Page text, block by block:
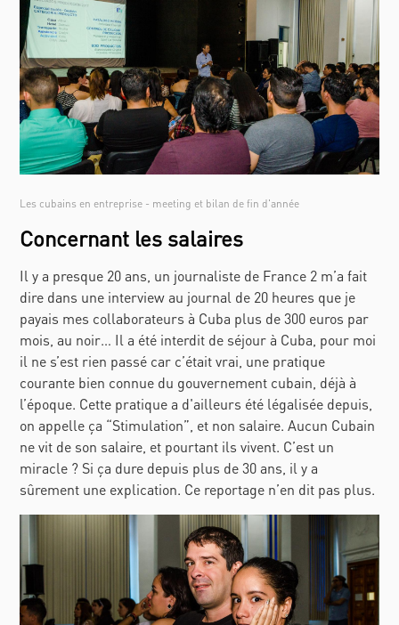
Les cubains en entreprise - meeting et bilan de fin d'année
Concernant les salaires
Il y a presque 20 ans, un journaliste de France 2 m’a fait
dire dans une interview au journal de 20 heures que je
payais mes collaborateurs à Cuba plus de 300 euros par
mois, au noir… Il a été interdit de séjour à Cuba, pour moi
il ne s’est rien passé car c’était vrai, une pratique
courante bien connue du gouvernement cubain, déjà à
l’époque. Cette pratique a d'ailleurs été légalisée depuis,
on appelle ça “Stimulation”, et non salaire. Aucun Cubain
ne vit de son salaire, et pourtant ils vivent. C’est un
miracle ? Si ça dure depuis plus de 30 ans, il y a
sûrement une explication. Ce reportage n’en dit pas plus.